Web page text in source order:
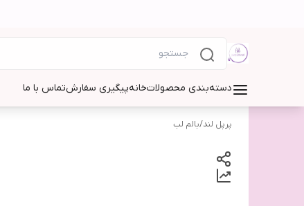
دسته‌بندی محصولاتخانهپیگیری سفارشتماس با ما
پرپل لند/بالم لب